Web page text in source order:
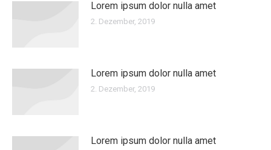
Lorem ipsum dolor nulla amet
2. Dezember, 2019
Lorem ipsum dolor nulla amet
2. Dezember, 2019
Lorem ipsum dolor nulla amet